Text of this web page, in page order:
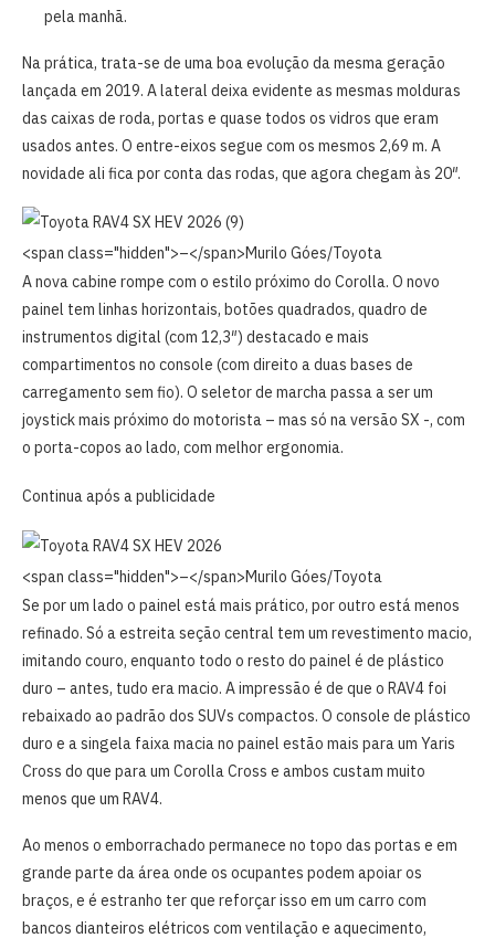
pela manhã.
Na prática, trata-se de uma boa evolução da mesma geração
lançada em 2019. A lateral deixa evidente as mesmas molduras
das caixas de roda, portas e quase todos os vidros que eram
usados antes. O entre-eixos segue com os mesmos 2,69 m. A
novidade ali fica por conta das rodas, que agora chegam às 20″.
<span class="hidden">–</span>Murilo Góes/Toyota
A nova cabine rompe com o estilo próximo do Corolla. O novo
painel tem linhas horizontais, botões quadrados, quadro de
instrumentos digital (com 12,3″) destacado e mais
compartimentos no console (com direito a duas bases de
carregamento sem fio). O seletor de marcha passa a ser um
joystick mais próximo do motorista – mas só na versão SX -, com
o porta-copos ao lado, com melhor ergonomia.
Continua após a publicidade
<span class="hidden">–</span>Murilo Góes/Toyota
Se por um lado o painel está mais prático, por outro está menos
refinado. Só a estreita seção central tem um revestimento macio,
imitando couro, enquanto todo o resto do painel é de plástico
duro – antes, tudo era macio. A impressão é de que o RAV4 foi
rebaixado ao padrão dos SUVs compactos. O console de plástico
duro e a singela faixa macia no painel estão mais para um Yaris
Cross do que para um Corolla Cross e ambos custam muito
menos que um RAV4.
Ao menos o emborrachado permanece no topo das portas e em
grande parte da área onde os ocupantes podem apoiar os
braços, e é estranho ter que reforçar isso em um carro com
bancos dianteiros elétricos com ventilação e aquecimento,